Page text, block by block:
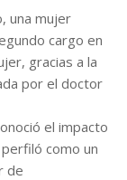
una mujer
cargo en
gracias a la
por el doctor
el impacto
como un
de